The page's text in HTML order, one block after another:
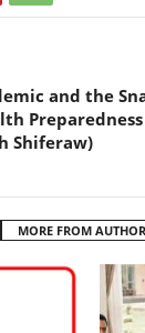
and the
Shiferaw)
MORE FROM AUTHOR